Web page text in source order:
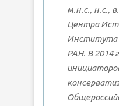
м.н.с., н.с.,
Центра
Института
РАН. В 2014